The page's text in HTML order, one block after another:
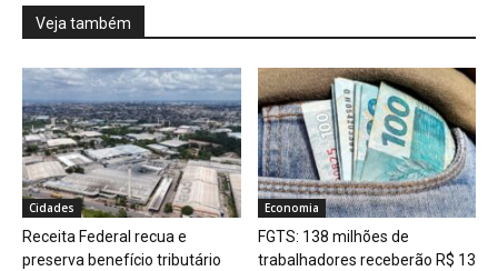
Veja também
Cidades
Receita Federal recua e
preserva benefício tributário
Economia
FGTS: 138 milhões de
trabalhadores receberão R$ 13